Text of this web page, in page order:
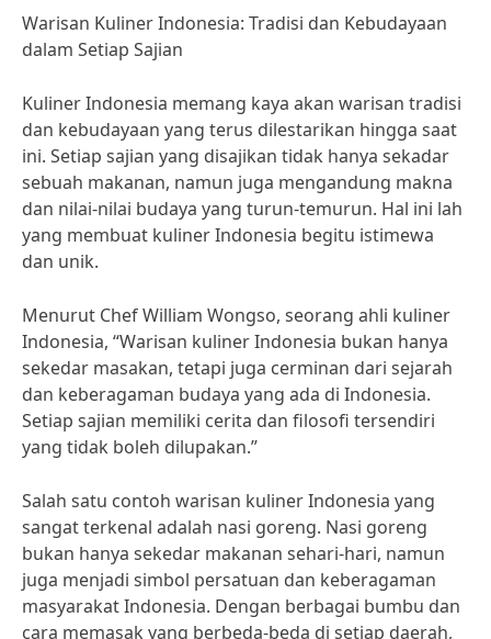
Warisan Kuliner Indonesia: Tradisi dan Kebudayaan
dalam Setiap Sajian
Kuliner Indonesia memang kaya akan warisan tradisi
dan kebudayaan yang terus dilestarikan hingga saat
ini. Setiap sajian yang disajikan tidak hanya sekadar
sebuah makanan, namun juga mengandung makna
dan nilai-nilai budaya yang turun-temurun. Hal ini lah
yang membuat kuliner Indonesia begitu istimewa
dan unik.
Menurut Chef William Wongso, seorang ahli kuliner
Indonesia, “Warisan kuliner Indonesia bukan hanya
sekedar masakan, tetapi juga cerminan dari sejarah
dan keberagaman budaya yang ada di Indonesia.
Setiap sajian memiliki cerita dan filosofi tersendiri
yang tidak boleh dilupakan.”
Salah satu contoh warisan kuliner Indonesia yang
sangat terkenal adalah nasi goreng. Nasi goreng
bukan hanya sekedar makanan sehari-hari, namun
juga menjadi simbol persatuan dan keberagaman
masyarakat Indonesia. Dengan berbagai bumbu dan
cara memasak yang berbeda-beda di setiap daerah,